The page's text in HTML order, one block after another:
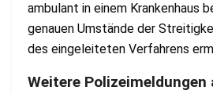
ambulant in einem Krankenhaus
genauen Umstände der
des eingeleiteten Verfahrens
Weitere Polizeimeldungen